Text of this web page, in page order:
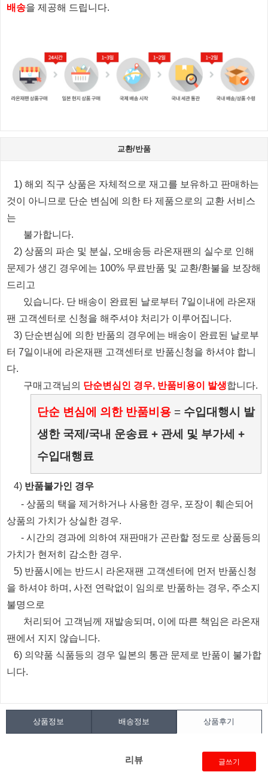
배송을 제공해 드립니다.
교환/반품
1) 해외 직구 상품은 자체적으로 재고를 보유하고 판매하는
것이 아니므로 단순 변심에 의한 타 제품으로의 교환 서비스
는
불가합니다.
2) 상품의 파손 및 분실, 오배송등 라온재팬의 실수로 인해
문제가 생긴 경우에는 100% 무료반품 및 교환/환불을 보장해
드리고
있습니다. 단 배송이 완료된 날로부터 7일이내에 라온재
팬 고객센터로 신청을 해주셔야 처리가 이루어집니다.
3) 단순변심에 의한 반품의 경우에는 배송이 완료된 날로부
터 7일이내에 라온재팬 고객센터로 반품신청을 하셔야 합니
다.
​ 구매고객님의 단순변심인 경우, 반품비용이 발생합니다.
단순 변심에 의한 반품비용 = 수입대행시 발
생한 국제/국내 운송료 + 관세 및 부가세 +
수입대행료
​4) 반품불가인 경우
- 상품의 택을 제거하거나 사용한 경우, 포장이 훼손되어
상품의 가치가 상실한 경우.
- 시간의 경과에 의하여 재판매가 곤란할 정도로 상품등의
가치가 현저히 감소한 경우.
5) 반품시에는 반드시 라온재팬 고객센터에 먼저 반품신청
을 하셔야 하며, 사전 연락없이 임의로 반품하는 경우, 주소지
불명으로
처리되 어 고객님께 재발송되며, 이에 따른 책임은 라온재
팬에서 지지 않습니다.
6) 의약품 식품등의 경우 일본의 통관 문제로 반품이 불가합
니다.
상품정보 배송정보 상품후기
리뷰 글쓰기